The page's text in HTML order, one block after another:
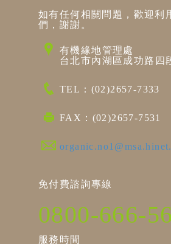
如有任何相關問題，歡迎利
們，謝謝。
有機緣地管理處
台北市內湖區成功路四
TEL：(02)2657-7333
FAX：(02)2657-7531
免付費諮詢專線
0800-666-
服務時間